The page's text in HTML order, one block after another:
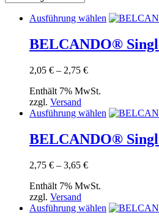
Ausführung wählen Dieses
weist
mehrere
können
auf
Produktseite
gewählt
BELCANDO®
2,05 € – 2,75 €Preisspanne:
bis
Enthält 7% MwSt.
zzgl. Versand
Ausführung wählen Dieses
weist
mehrere
können
auf
BELCANDO®
2,75 € – 3,65 €Preisspanne:
bis
Enthält 7% MwSt.
zzgl. Versand
Ausführung wählen Dieses